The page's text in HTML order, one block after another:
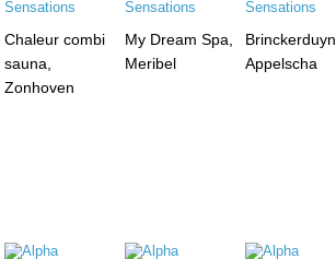
Chaleur combi
sauna,
Zonhoven
My Dream Spa,
Meribel
Brinckerduyn,
Appelscha